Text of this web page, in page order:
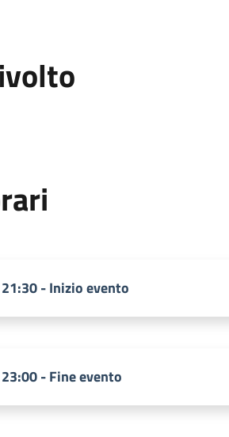
21:30 - Inizio evento
23:00 - Fine evento